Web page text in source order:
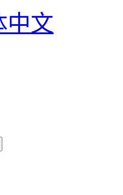
中文